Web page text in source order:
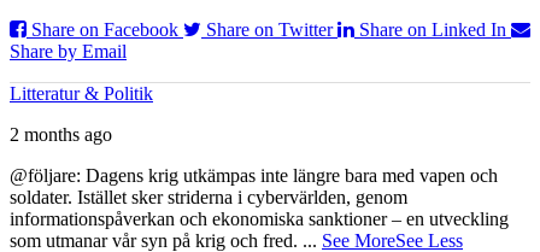
Share on Facebook
Share on Twitter
Share on Linked In
Share by Email
Litteratur & Politik
2 months ago
@följare: Dagens krig utkämpas inte längre bara med vapen och
soldater. Istället sker striderna i cybervärlden, genom
informationspåverkan och ekonomiska sanktioner – en utveckling
som utmanar vår syn på krig och fred. ... See MoreSee Less